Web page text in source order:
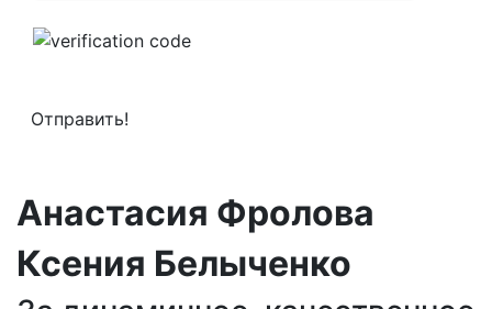
Анастасия Фролова
Ксения Белыченко